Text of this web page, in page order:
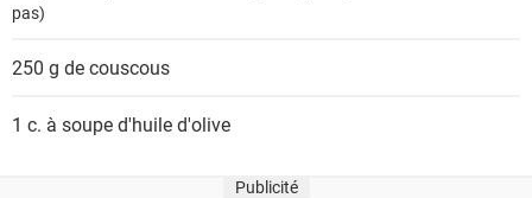
pas)
250 g decouscous
1 c. à souped'huile d'olive
Publicité